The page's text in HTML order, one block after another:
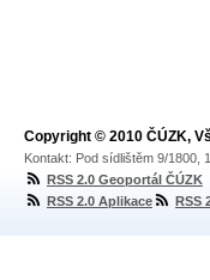
Copyright © 2010 ČÚZK,
Kontakt: Pod sídlištěm 9/1800,
RSS 2.0 Geoportál ČÚZK
RSS 2.0 Aplikace
RSS